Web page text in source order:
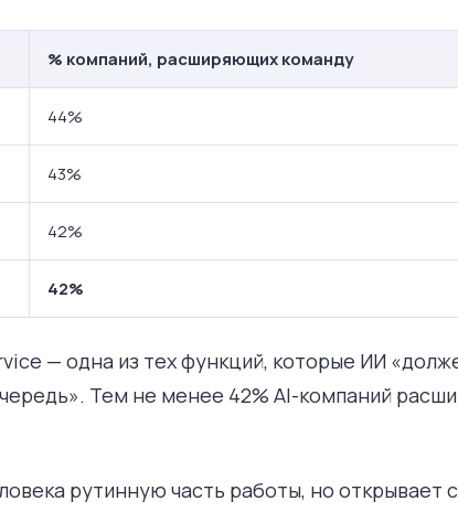
% компаний, расширяющих команду
44%
43%
42%
42%
— одна из тех функций, которые ИИ
Тем не менее 42% AI-компаний
рутинную часть работы, но открывает